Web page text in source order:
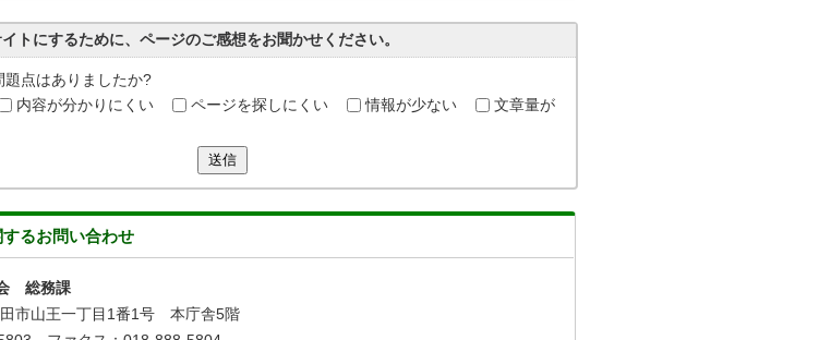
トにするために、ページのご感想をお聞かせください。
題点はありましたか?
内容が分かりにくい ページを探しにくい 情報が少ない
文章量が
送信
るお問い合わせ
総務課
市山王一丁目1番1号 本庁舎5階